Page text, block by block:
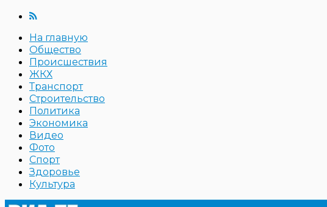
На главную
Общество
Происшествия
ЖКХ
Транспорт
Строительство
Политика
Экономика
Видео
Фото
Спорт
Здоровье
Культура